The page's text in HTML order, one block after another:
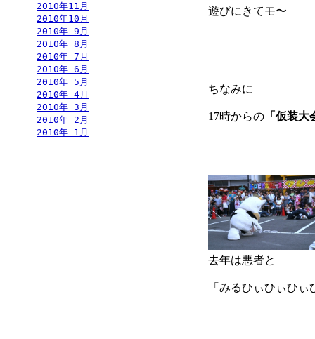
2010年11月
2010年10月
2010年 9月
2010年 8月
2010年 7月
2010年 6月
2010年 5月
2010年 4月
2010年 3月
2010年 2月
2010年 1月
遊びにきてモ〜
ちなみに
17時からの 「仮装大
去年は悪者と
「みるひぃひぃひ